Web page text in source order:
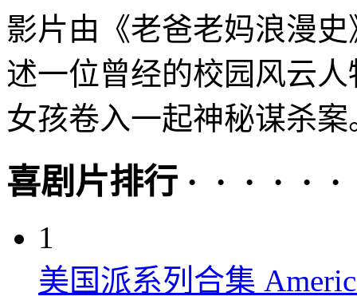
影片由《老爸老妈浪漫
述一位曾经的校园风云
女孩卷入一起神秘谋杀
喜剧片排行 · · · · · ·
1
美国派系列合集